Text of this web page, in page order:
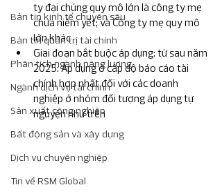
Bản tin kinh tế chuyên sâu
Bản tin quản trị tài chính
Phân tích ngành năng lương
Ngành dịch vụ tài chính
Sản xuất công nghiệp
Bất động sản và xây dựng
Dịch vụ chuyên nghiệp
Tin về RSM Global
ty đại chúng quy mô lớn là công ty mẹ
chưa niêm yết; và Công ty mẹ quy mô
lớn khác
Giai đoạn bắt buộc áp dụng: từ sau năm
2025: Áp dụng ở cấp độ báo cáo tài
chính hợp nhất đối với các doanh
nghiệp ở nhóm đối tượng áp dụng tự
nguyện như trên